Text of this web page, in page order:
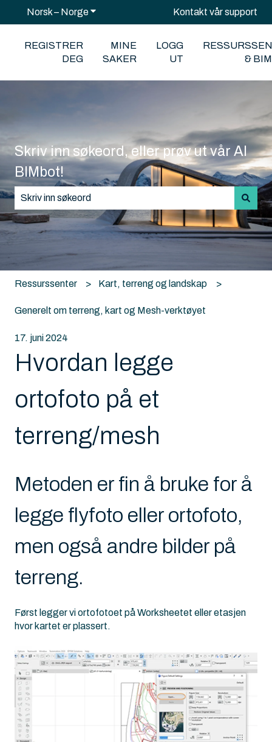
Norsk – NorgeVis undermeny for oversettelser
Kontakt vår support
REGISTRER
DEG
MINE
SAKER
LOGG
UT
&
Skriv inn søkeord, eller prøv ut vår AI
BIMbot!
Det finnes ingen forslag fordi søkefeltet er tomt.
Ressurssenter Kart, terreng og landskap
Generelt om terreng, kart og Mesh-verktøyet
17. juni 2024
Hvordan legge
ortofoto på et
terreng/mesh
Metoden er fin å bruke for å
legge flyfoto eller ortofoto,
men også andre bilder på
terreng.
Først legger vi ortofotoet på Worksheetet eller etasjen
hvor kartet er plassert.